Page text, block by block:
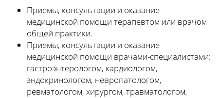
Приемы, консультации и оказание
медицинской помощи терапевтом или врачом
общей практики.
Приемы, консультации и оказание
медицинской помощи врачами-специалистами:
гастроэнтерологом, кардиологом,
эндокринологом, невропатологом,
ревматологом, хирургом, травматологом,